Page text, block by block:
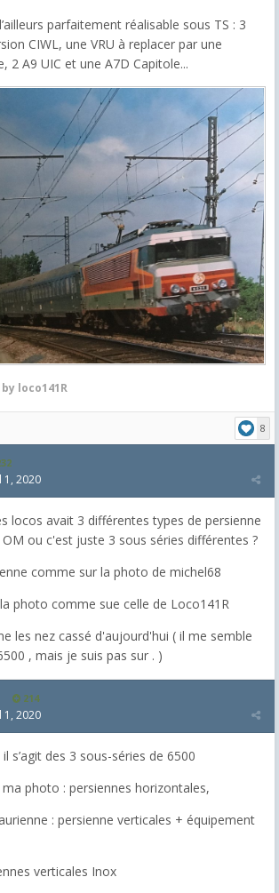
parfaitement réalisable sous TS : 3
CIWL, une VRU à replacer par une
2 A9 UIC et une A7D Capitole...
by loco141R
8
1, 2020
locos avait 3 différentes types de persienne
OM ou c'est juste 3 sous séries différentes ?
comme sur la photo de michel68
photo comme sue celle de Loco141R
les nez cassé d'aujourd'hui ( il me semble
, mais je suis pas sur . )
214
1, 2020
s’agit des 3 sous-séries de 6500
photo : persiennes horizontales,
: persienne verticales + équipement
verticales Inox